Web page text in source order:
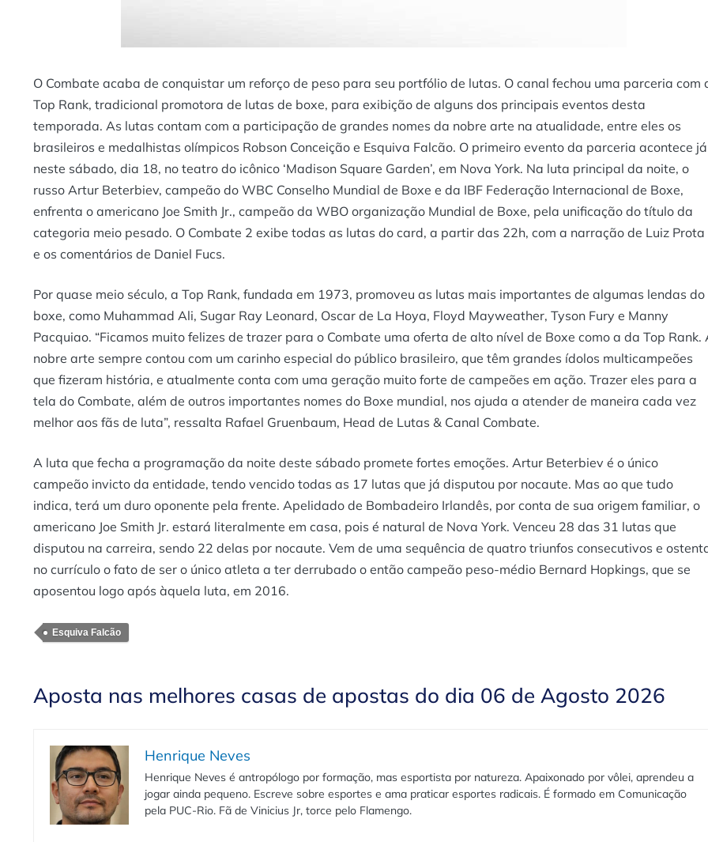
O Combate acaba de conquistar um reforço de peso para seu portfólio de lutas. O canal fechou uma parceria com
Top Rank, tradicional promotora de lutas de boxe, para exibição de alguns dos principais eventos desta
temporada. As lutas contam com a participação de grandes nomes da nobre arte na atualidade, entre eles os
brasileiros e medalhistas olímpicos Robson Conceição e Esquiva Falcão. O primeiro evento da parceria acontece já
neste sábado, dia 18, no teatro do icônico ‘Madison Square Garden’, em Nova York. Na luta principal da noite, o
russo Artur Beterbiev, campeão do WBC Conselho Mundial de Boxe e da IBF Federação Internacional de Boxe,
enfrenta o americano Joe Smith Jr., campeão da WBO organização Mundial de Boxe, pela unificação do título da
categoria meio pesado. O Combate 2 exibe todas as lutas do card, a partir das 22h, com a narração de Luiz Prota
e os comentários de Daniel Fucs.
Por quase meio século, a Top Rank, fundada em 1973, promoveu as lutas mais importantes de algumas lendas do
boxe, como Muhammad Ali, Sugar Ray Leonard, Oscar de La Hoya, Floyd Mayweather, Tyson Fury e Manny
Pacquiao. “Ficamos muito felizes de trazer para o Combate uma oferta de alto nível de Boxe como a da Top Rank.
nobre arte sempre contou com um carinho especial do público brasileiro, que têm grandes ídolos multicampeões
que fizeram história, e atualmente conta com uma geração muito forte de campeões em ação. Trazer eles para a
tela do Combate, além de outros importantes nomes do Boxe mundial, nos ajuda a atender de maneira cada vez
melhor aos fãs de luta”, ressalta Rafael Gruenbaum, Head de Lutas & Canal Combate.
A luta que fecha a programação da noite deste sábado promete fortes emoções. Artur Beterbiev é o único
campeão invicto da entidade, tendo vencido todas as 17 lutas que já disputou por nocaute. Mas ao que tudo
indica, terá um duro oponente pela frente. Apelidado de Bombadeiro Irlandês, por conta de sua origem familiar, o
americano Joe Smith Jr. estará literalmente em casa, pois é natural de Nova York. Venceu 28 das 31 lutas que
disputou na carreira, sendo 22 delas por nocaute. Vem de uma sequência de quatro triunfos consecutivos e
no currículo o fato de ser o único atleta a ter derrubado o então campeão peso-médio Bernard Hopkings, que se
aposentou logo após àquela luta, em 2016.
Esquiva Falcão
Aposta nas melhores casas de apostas do dia 06 de Agosto 2026
Henrique Neves
Henrique Neves é antropólogo por formação, mas esportista por natureza. Apaixonado por vôlei, aprendeu a
jogar ainda pequeno. Escreve sobre esportes e ama praticar esportes radicais. É formado em Comunicação
pela PUC-Rio. Fã de Vinicius Jr, torce pelo Flamengo.